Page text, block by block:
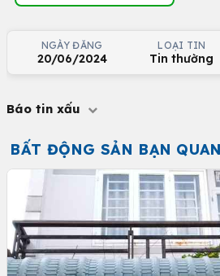
NGÀY ĐĂNG
20/06/2024
LOẠI TIN
Tin thường
Báo tin xấu
BẤT ĐỘNG SẢN BẠN